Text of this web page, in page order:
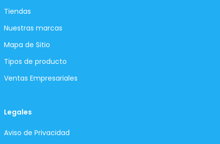
Tiendas
Nuestras marcas
Mapa de Sitio
Tipos de producto
Ventas Empresariales
Legales
Aviso de Privacidad